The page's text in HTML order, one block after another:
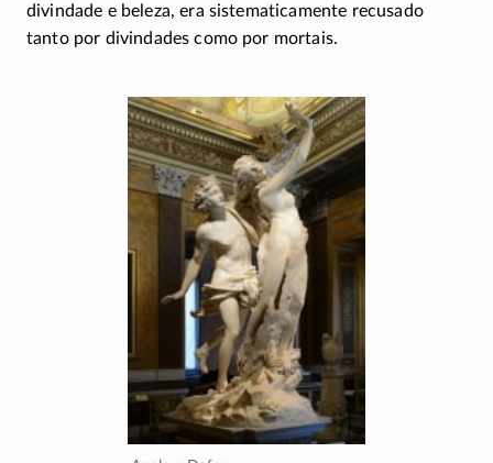
divindade e beleza, era sistematicamente recusado
tanto por divindades como por mortais.